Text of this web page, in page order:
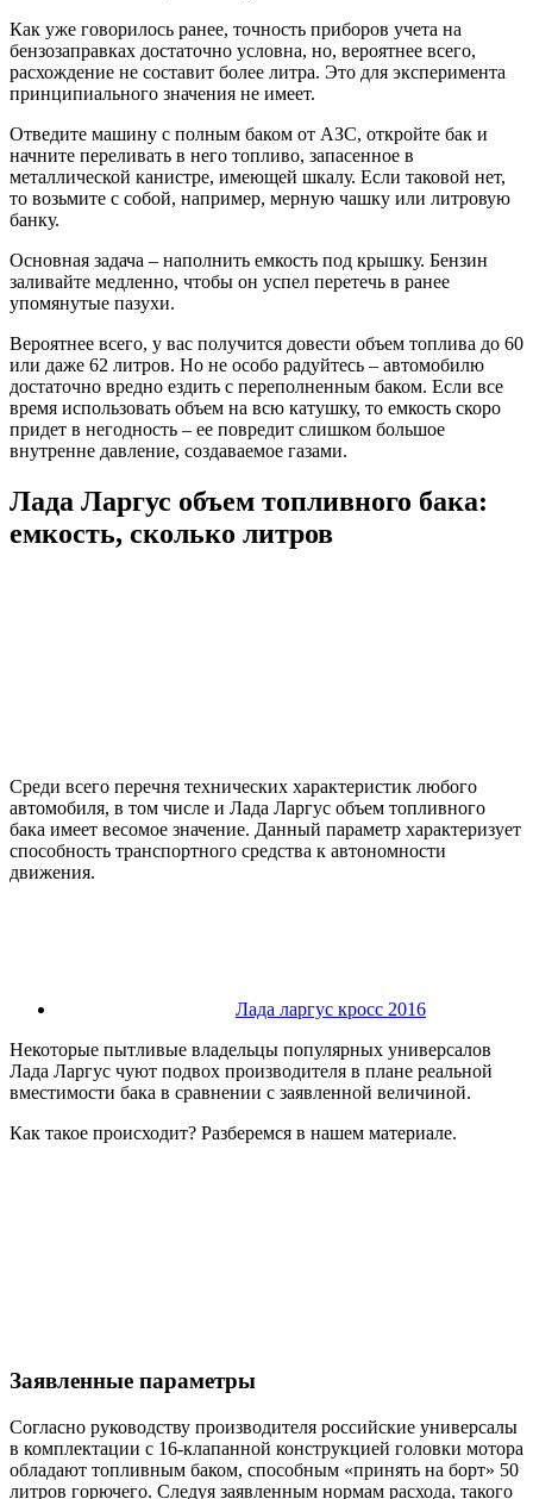
Как уже говорилось ранее, точность приборов учета на
бензозаправках достаточно условна, но, вероятнее всего,
расхождение не составит более литра. Это для эксперимента
принципиального значения не имеет.
Отведите машину с полным баком от АЗС, откройте бак и
начните переливать в него топливо, запасенное в
металлической канистре, имеющей шкалу. Если таковой нет,
то возьмите с собой, например, мерную чашку или литровую
банку.
Основная задача – наполнить емкость под крышку. Бензин
заливайте медленно, чтобы он успел перетечь в ранее
упомянутые пазухи.
Вероятнее всего, у вас получится довести объем топлива до 60
или даже 62 литров. Но не особо радуйтесь – автомобилю
достаточно вредно ездить с переполненным баком. Если все
время использовать объем на всю катушку, то емкость скоро
придет в негодность – ее повредит слишком большое
внутренне давление, создаваемое газами.
Лада Ларгус объем топливного бака:
емкость, сколько литров
Среди всего перечня технических характеристик любого
автомобиля, в том числе и Лада Ларгус объем топливного
бака имеет весомое значение. Данный параметр характеризует
способность транспортного средства к автономности
движения.
Лада ларгус кросс 2016
Некоторые пытливые владельцы популярных универсалов
Лада Ларгус чуют подвох производителя в плане реальной
вместимости бака в сравнении с заявленной величиной.
Как такое происходит? Разберемся в нашем материале.
Заявленные параметры
Согласно руководству производителя российские универсалы
в комплектации с 16-клапанной конструкцией головки мотора
обладают топливным баком, способным «принять на борт» 50
литров горючего. Следуя заявленным нормам расхода, такого